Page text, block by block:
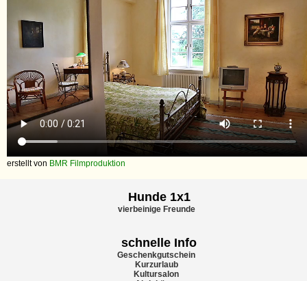
erstellt von BMR Filmproduktion
Hunde 1x1
vierbeinige Freunde
schnelle Info
Geschenkgutschein
Kurzurlaub
Kultursalon